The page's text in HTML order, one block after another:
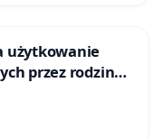
użytkowanie
przez rodzinne